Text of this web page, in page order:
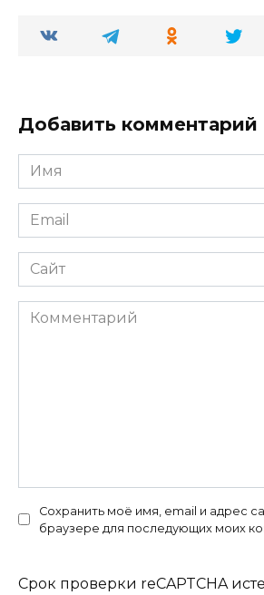
Добавить комментарий
Имя
*
Email
*
Сайт
Комментарий
Сохранить моё имя, email и адрес
браузере для последующих моих
Срок проверки reCAPTCHA